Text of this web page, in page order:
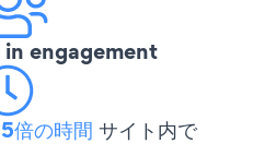
in engagement
倍の時間 サイト内で